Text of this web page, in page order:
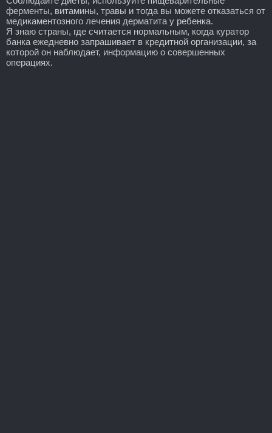
ферменты, витамины, травы и тогда вы можете отказаться от
медикаментозного лечения дерматита у ребенка.
Я знаю страны, где считается нормальным, когда куратор
банка ежедневно запрашивает в кредитной организации, за
которой он наблюдает, информацию о совершенных
операциях.